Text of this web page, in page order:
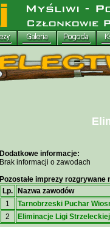
Dodatkowe informacje:
Brak informacji o zawodach
Pozostałe imprezy rozgrywane
Lp.
Nazwa zawodów
1
Tarnobrzeski Puchar
2
Eliminacje Ligi